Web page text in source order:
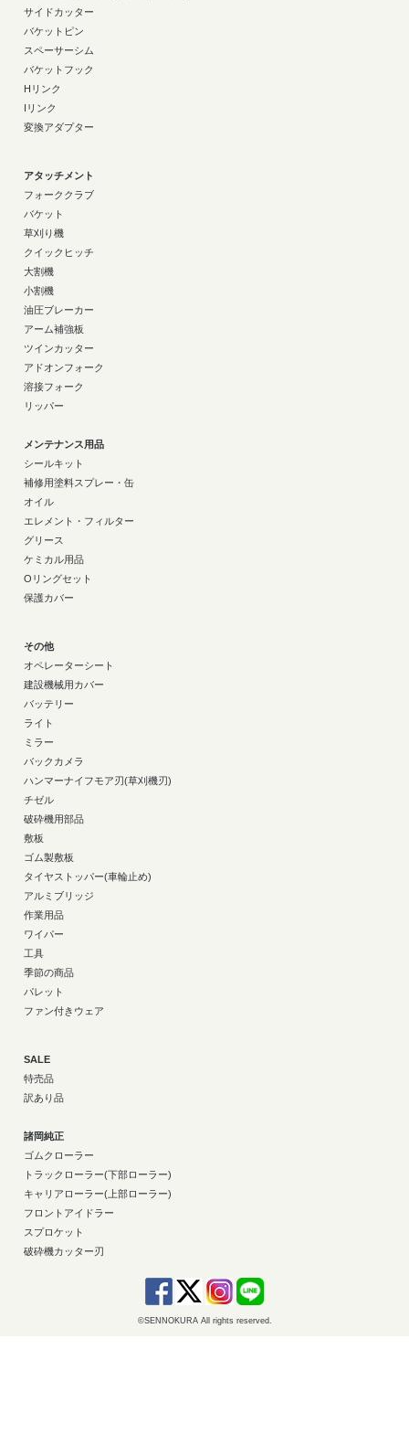
サイドカッター
バケットピン
スペーサーシム
バケットフック
Hリンク
Iリンク
変換アダプター
アタッチメント
フォーククラブ
バケット
草刈り機
クイックヒッチ
大割機
小割機
油圧ブレーカー
アーム補強板
ツインカッター
アドオンフォーク
溶接フォーク
リッパー
メンテナンス用品
シールキット
補修用塗料スプレー・缶
オイル
エレメント・フィルター
グリース
ケミカル用品
Oリングセット
保護カバー
その他
オペレーターシート
建設機械用カバー
バッテリー
ライト
ミラー
バックカメラ
ハンマーナイフモア刃(草刈機刃)
チゼル
破砕機用部品
敷板
ゴム製敷板
タイヤストッパー(車輪止め)
アルミブリッジ
作業用品
ワイパー
工具
季節の商品
パレット
ファン付きウェア
SALE
特売品
訳あり品
諸岡純正
ゴムクローラー
トラックローラー(下部ローラー)
キャリアローラー(上部ローラー)
フロントアイドラー
スプロケット
破砕機カッター刃
©SENNOKURA All rights reserved.